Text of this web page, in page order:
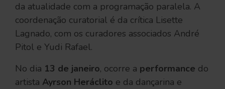
da atualidade com a programação paralela. A
coordenação curatorial é da crítica Lisette
Lagnado, com os curadores associados André
Pitol e Yudi Rafael.
No dia 13 de janeiro, ocorre a performance do
artista Ayrson Heráclito e da dançarina e